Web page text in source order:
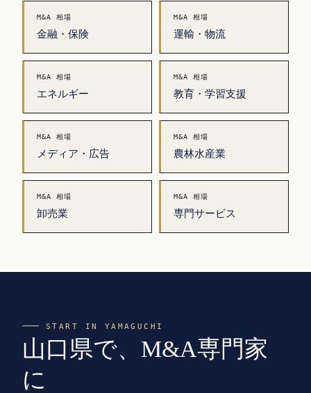
M&A 相場
金融・保険
M&A 相場
運輸・物流
M&A 相場
エネルギー
M&A 相場
教育・学習支援
M&A 相場
メディア・広告
M&A 相場
農林水産業
M&A 相場
卸売業
M&A 相場
専門サービス
START IN YAMAGUCHI
山口県で、M&A専門家
に